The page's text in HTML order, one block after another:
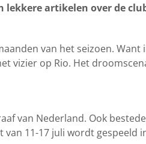
lekkere artikelen over de
van het seizoen. Want
vizier op Rio. Het
van Nederland. Ook
11-17 juli wordt gespeeld